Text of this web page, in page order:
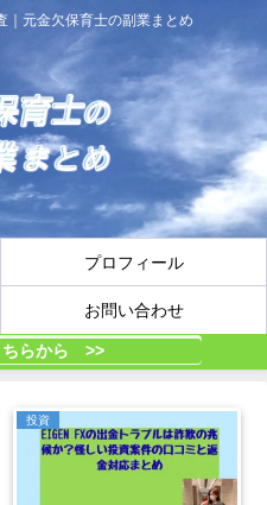
｜元金欠保育士の副業まとめ
プロフィール
お問い合わせ
ちらから >>
投資